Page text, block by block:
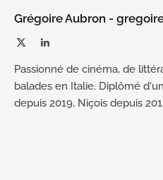
Grégoire Aubron -
LinkedIn
Passionné de cinéma, de
balades en Italie. Diplômé
depuis 2019, Niçois depuis